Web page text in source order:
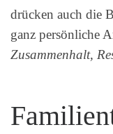
drücken auch die
ganz persönliche
Zusammenhalt,